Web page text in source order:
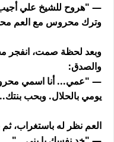
— "هروح للشيخ علي
وترك محروس مع العم
وبعد لحظة صمت، انفجر
والصدق:
— "عمي... أنا اسمي
يومي بالحلال. وبحب
العم نظر له باستغراب، ثم